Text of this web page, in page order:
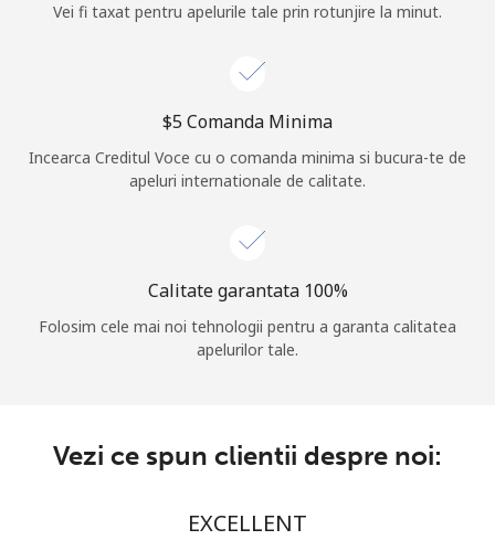
Vei fi taxat pentru apelurile tale prin rotunjire la minut.
⁦$5⁩ Comanda Minima
Incearca Creditul Voce cu o comanda minima si bucura-te de
apeluri internationale de calitate.
Calitate garantata 100%
Folosim cele mai noi tehnologii pentru a garanta calitatea
apelurilor tale.
Vezi ce spun clientii despre noi:
EXCELLENT